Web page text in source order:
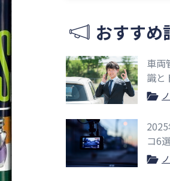
おすすめ
車両
識と
コ6
ット